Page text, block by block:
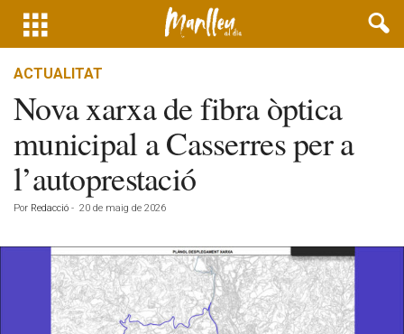
ACTUALITAT
Nova xarxa de fibra òptica
municipal a Casserres per a
l’autoprestació
Por Redacció - 20 de maig de 2026